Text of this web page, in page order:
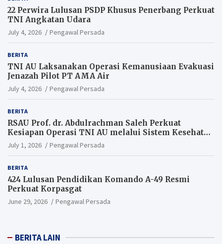
22 Perwira Lulusan PSDP Khusus Penerbang Perkuat
TNI Angkatan Udara
July 4, 2026 Pengawal Persada
BERITA
TNI AU Laksanakan Operasi Kemanusiaan Evakuasi
Jenazah Pilot PT AMA Air
July 4, 2026 Pengawal Persada
BERITA
RSAU Prof. dr. Abdulrachman Saleh Perkuat
Kesiapan Operasi TNI AU melalui Sistem Kesehatan
Andal
July 1, 2026 Pengawal Persada
BERITA
424 Lulusan Pendidikan Komando A-49 Resmi
Perkuat Korpasgat
June 29, 2026 Pengawal Persada
BERITA LAIN